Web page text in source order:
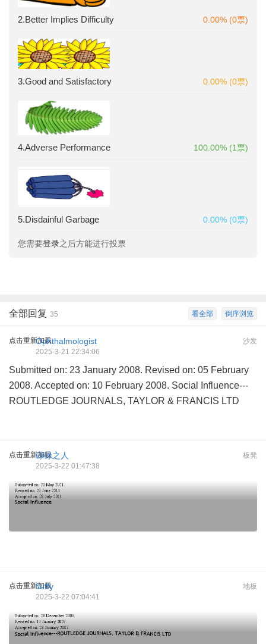
2.Better Implies Difficulty 0.00% (0票)
3.Good and Satisfactory 0.00% (0票)
4.Adverse Performance 100.00% (1票)
5.Disdainful Garbage 0.00% (0票)
您需要登录之后方能进行投票
倒序浏览
看全部
全部回复 35
点击重新加载 沙发
Ophthalmologist
2025-3-21 22:34:06
Submitted on: 23 January 2008. Revised on: 05 February
2008. Accepted on: 10 February 2008. Social Influence---
ROUTLEDGE JOURNALS, TAYLOR & FRANCIS LTD
点击重新加载 板凳
碌碌之人
2025-3-22 01:47:38
点击重新加载 地板
fluffy
2025-3-22 07:04:41